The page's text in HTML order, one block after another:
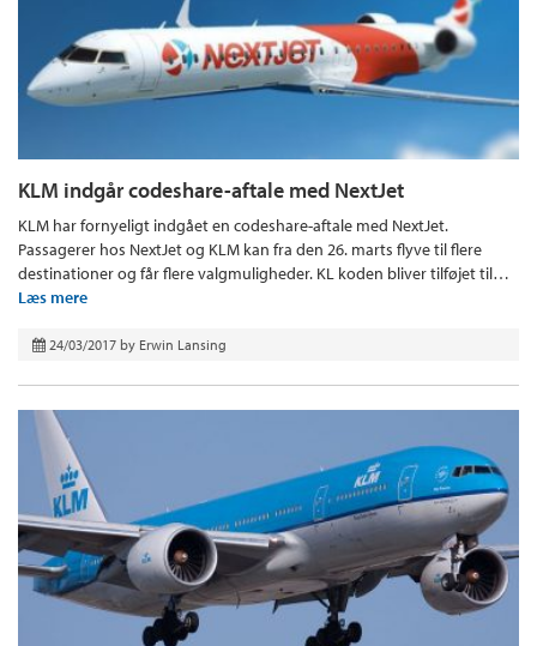
KLM indgår codeshare-aftale med NextJet
KLM har fornyeligt indgået en codeshare-aftale med NextJet.
Passagerer hos NextJet og KLM kan fra den 26. marts flyve til flere
destinationer og får flere valgmuligheder. KL koden bliver tilføjet til…
Læs mere
24/03/2017 by Erwin Lansing